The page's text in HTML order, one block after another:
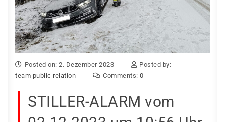
Posted on: 2. Dezember 2023
Posted by:
team public relation
Comments: 0
STILLER-ALARM vom